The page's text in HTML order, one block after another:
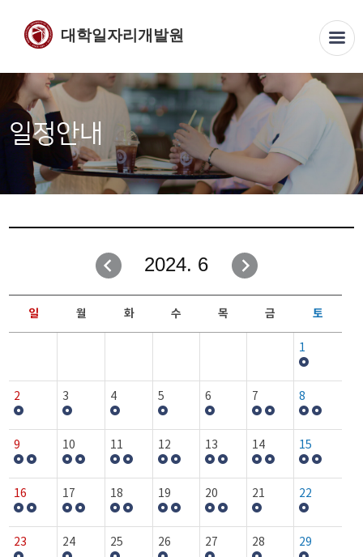
대학일자리개발원
일정안내
2024. 6
일 월 화 수 목 금 토
1
2 3 4 5 6 7 8
9 10 11 12 13 14 15
16 17 18 19 20 21 22
23 24 25 26 27 28 29